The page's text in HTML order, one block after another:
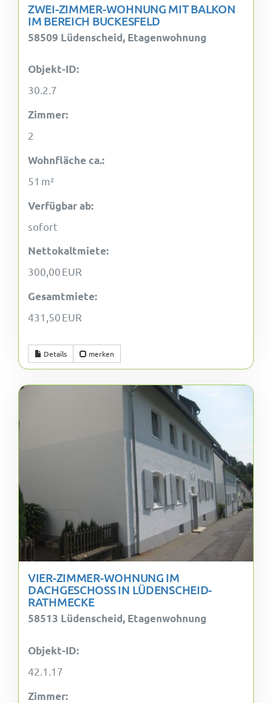
ZWEI-ZIMMER-WOHNUNG MIT BALKON
IM BEREICH BUCKESFELD
58509 Lüdenscheid, Etagenwohnung
Objekt-ID:
30.2.7
Zimmer:
2
Wohnfläche ca.:
51 m²
Verfügbar ab:
sofort
Nettokaltmiete:
300,00 EUR
Gesamtmiete:
431,50 EUR
Details merken
VIER-ZIMMER-WOHNUNG IM
DACHGESCHOSS IN LÜDENSCHEID-
RATHMECKE
58513 Lüdenscheid, Etagenwohnung
Objekt-ID:
42.1.17
Zimmer: